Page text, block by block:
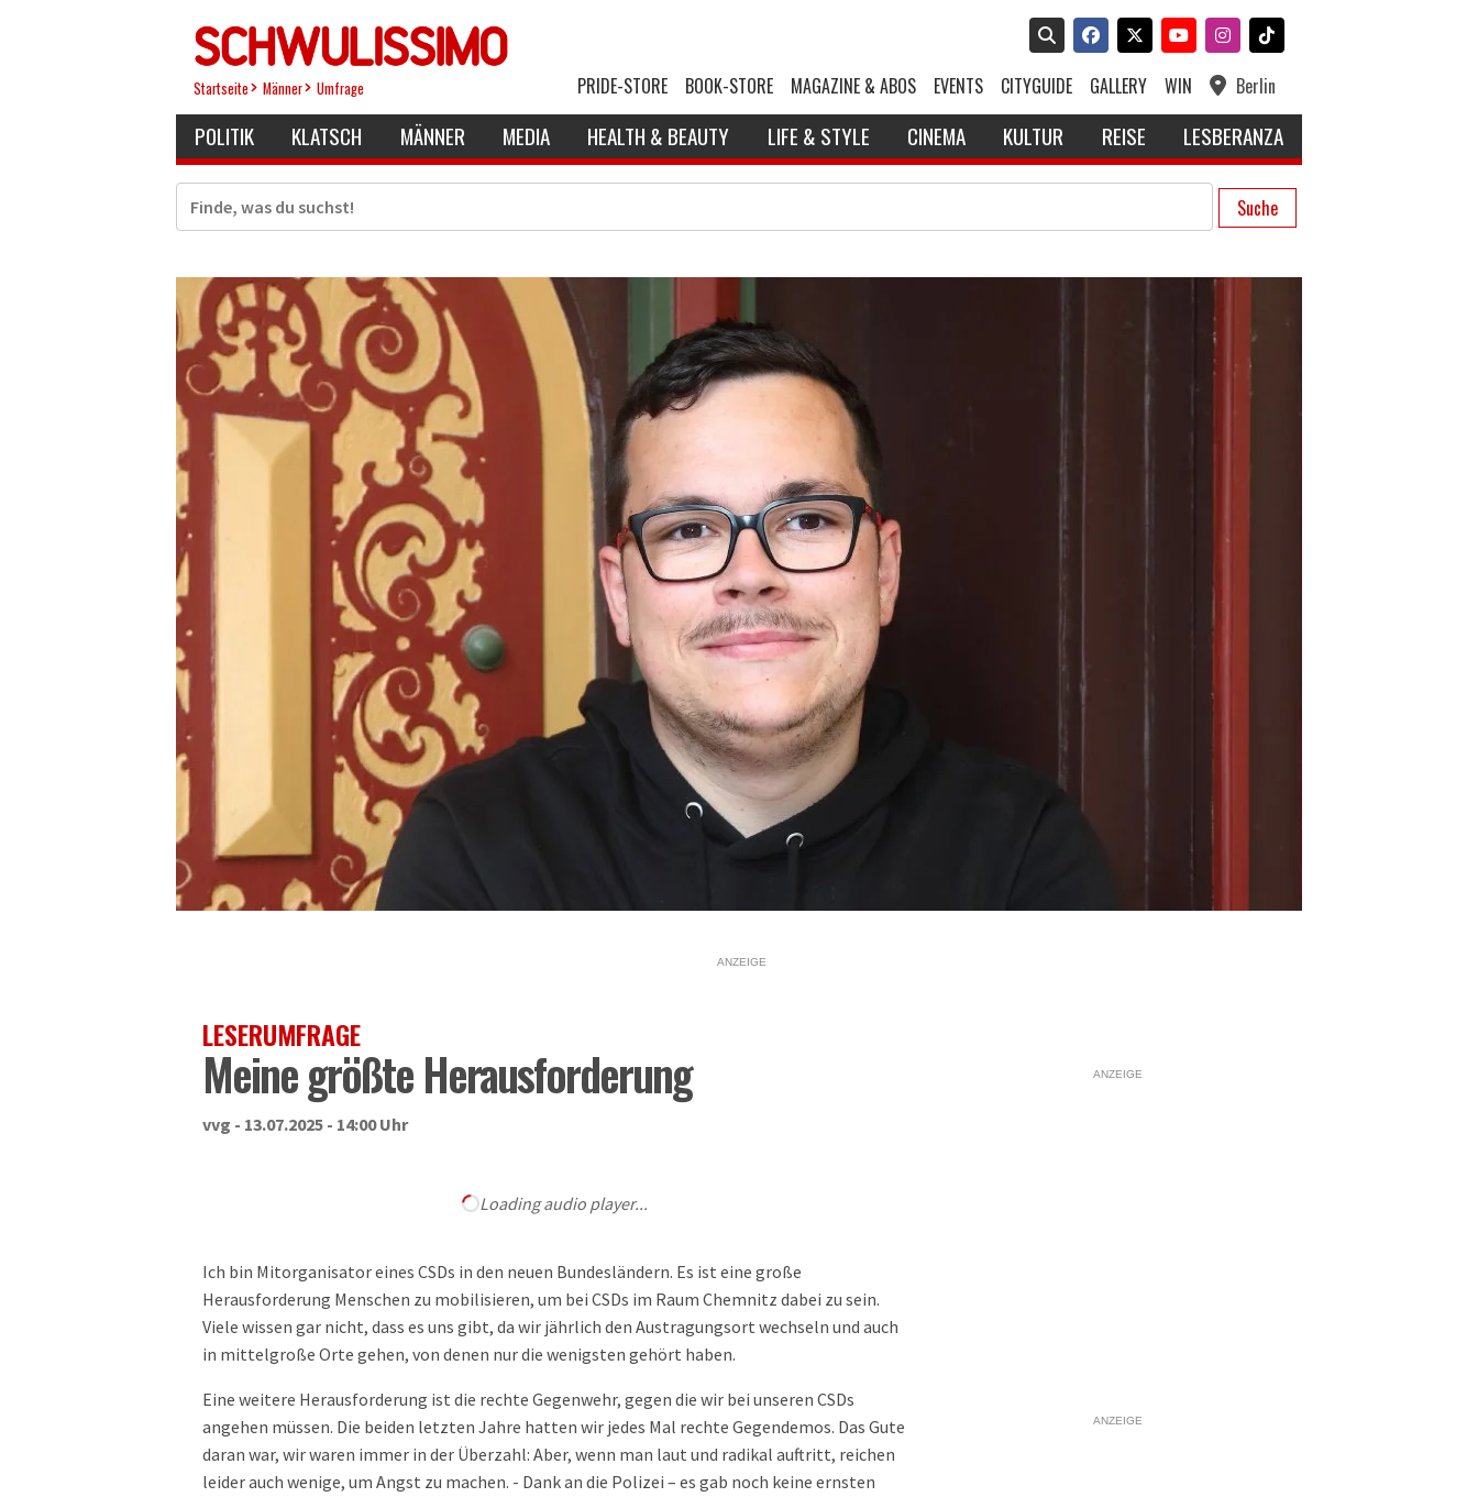
Startseite Männer Umfrage PRIDE-STORE BOOK-STORE MAGAZINE & ABOS EVENTS CITYGUIDE GALLERY WIN Berlin
POLITIK KLATSCH MÄNNER MEDIA HEALTH & BEAUTY LIFE & STYLE CINEMA KULTUR REISE LESBERANZA
Suche
ANZEIGE
LESERUMFRAGE
Meine größte Herausforderung
vvg - 13.07.2025 - 14:00 Uhr
Loading audio player...
Ich bin Mitorganisator eines CSDs in den neuen Bundesländern. Es ist eine große
Herausforderung Menschen zu mobilisieren, um bei CSDs im Raum Chemnitz dabei zu sein.
Viele wissen gar nicht, dass es uns gibt, da wir jährlich den Austragungsort wechseln und auch
in mittelgroße Orte gehen, von denen nur die wenigsten gehört haben.
Eine weitere Herausforderung ist die rechte Gegenwehr, gegen die wir bei unseren CSDs
angehen müssen. Die beiden letzten Jahre hatten wir jedes Mal rechte Gegendemos. Das Gute
daran war, wir waren immer in der Überzahl: Aber, wenn man laut und radikal auftritt, reichen
leider auch wenige, um Angst zu machen. - Dank an die Polizei – es gab noch keine ernsten
ANZEIGE
ANZEIGE